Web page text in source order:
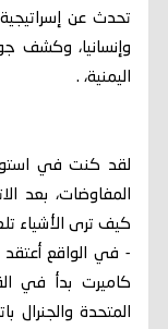
تحدث عن
وإنسانيا، وكشف
اليمنية، .
لقد كنت في
المفاوضات، بعد
كيف ترى الأشياء
- في الواقع أعتقد
كاميرت بدأ في
المتحدة والجنرال